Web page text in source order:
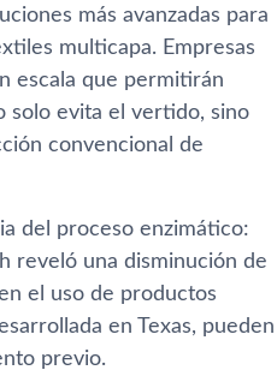
más avanzadas para
multicapa. Empresas
escala que permitirán
solo evita el vertido, sino
convencional de
del proceso enzimático:
reveló una disminución de
el uso de productos
en Texas, pueden
previo.